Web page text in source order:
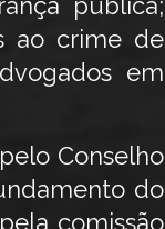
ao crime de
em
Conselho
do
comissão